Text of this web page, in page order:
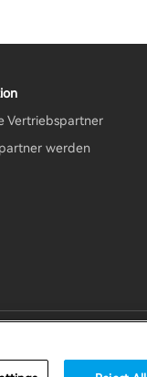
Vertriebspartner
werden